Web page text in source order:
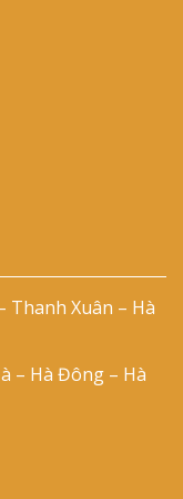
Thanh Xuân – Hà
– Hà Đông – Hà